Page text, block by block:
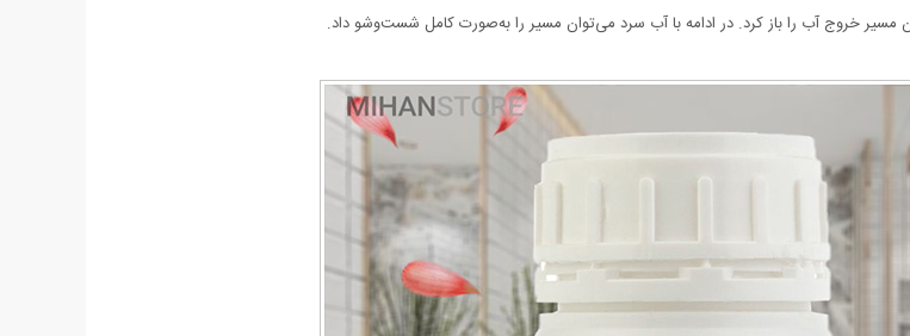
مسیر خروج آب را باز کرد. در ادامه با آب سرد می‌توان مسیر را به‌صورت کامل شست‌وشو داد.